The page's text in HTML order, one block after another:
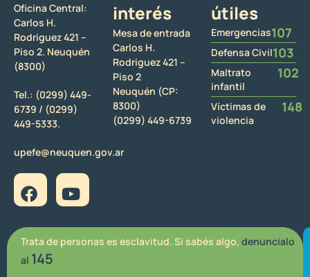
Oficina Central:
Carlos H.
Rodriguez 421 –
Piso 2. Neuquén
(8300)
Tel.: (0299) 449-
6739 / (0299)
449-5333.
upefe@neuquen.gov.ar
interés
Mesa de entrada
Carlos H.
Rodriguez 421 –
Piso 2
Neuquén (CP:
8300)
(0299) 449-6739
útiles
Emergencias107
Defensa Civil103
Maltrato
infantil
102
Víctimas de
violencia
148
Trata de personas es esclavitud. Si sabés algo, denuncialo
al 145